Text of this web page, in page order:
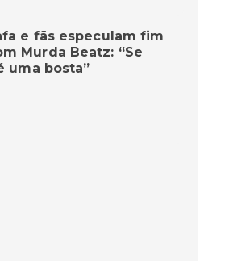
e fãs especulam fim
Murda Beatz: “Se
uma bosta”